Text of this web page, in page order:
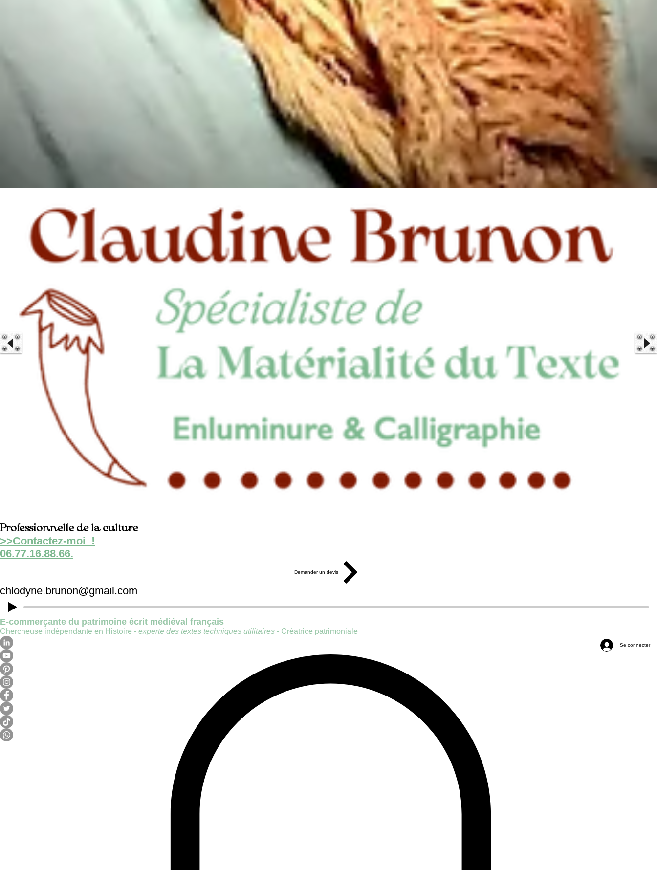
Professionnelle de la culture
>>Contactez-moi !
06.77.16.88.66.
Demander un devis
chlodyne.brunon@gmail.com
E-commerçante du patrimoine écrit médiéval français
Chercheuse indépendante en Histoire - experte des textes techniques utilitaires - Créatrice patrimoniale
Se connecter